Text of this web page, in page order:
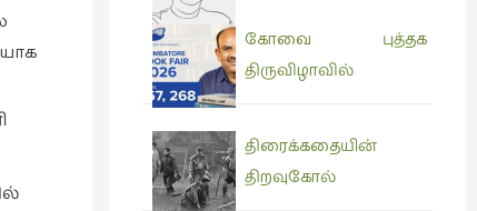
கோவை புத்தக
திருவிழாவில்
திரைக்கதையின்
திறவுகோல்